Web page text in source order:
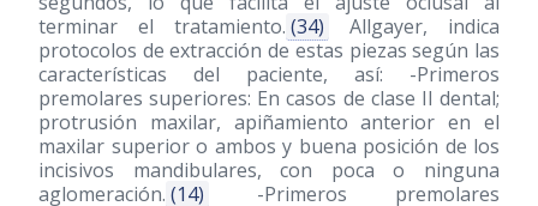
terminar el tratamiento. (34)
Allgayer, indica
protocolos de extracción de estas piezas según las
características del paciente, así: -Primeros
premolares superiores: En casos de clase II dental;
protrusión maxilar, apiñamiento anterior en el
maxilar superior o ambos y buena posición de los
incisivos mandibulares, con poca o ninguna
aglomeración. (14)
-Primeros premolares